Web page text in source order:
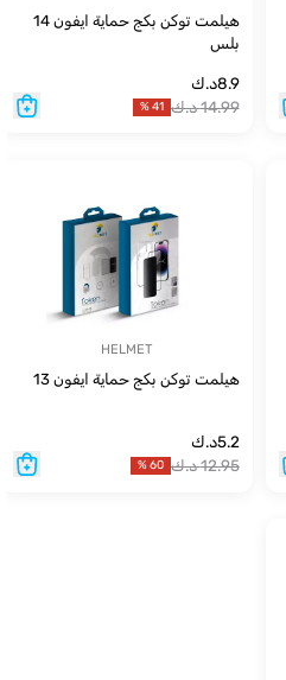
هيلمت توكن بكج حماية ايفون 14
بلس
8.9د.ك
14.99د.ك 41
%
HELMET
هيلمت توكن بكج حماية ايفون 13
5.2د.ك
12.95د.ك 60
%